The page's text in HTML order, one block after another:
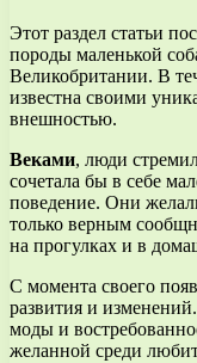
Этот раздел статьи
породы маленькой
Великобритании. В
известна своими
внешностью.
Веками, люди
сочетала бы в себе
поведение. Они
только верным
на прогулках и в
С момента своего
развития и
моды и
желанной среди